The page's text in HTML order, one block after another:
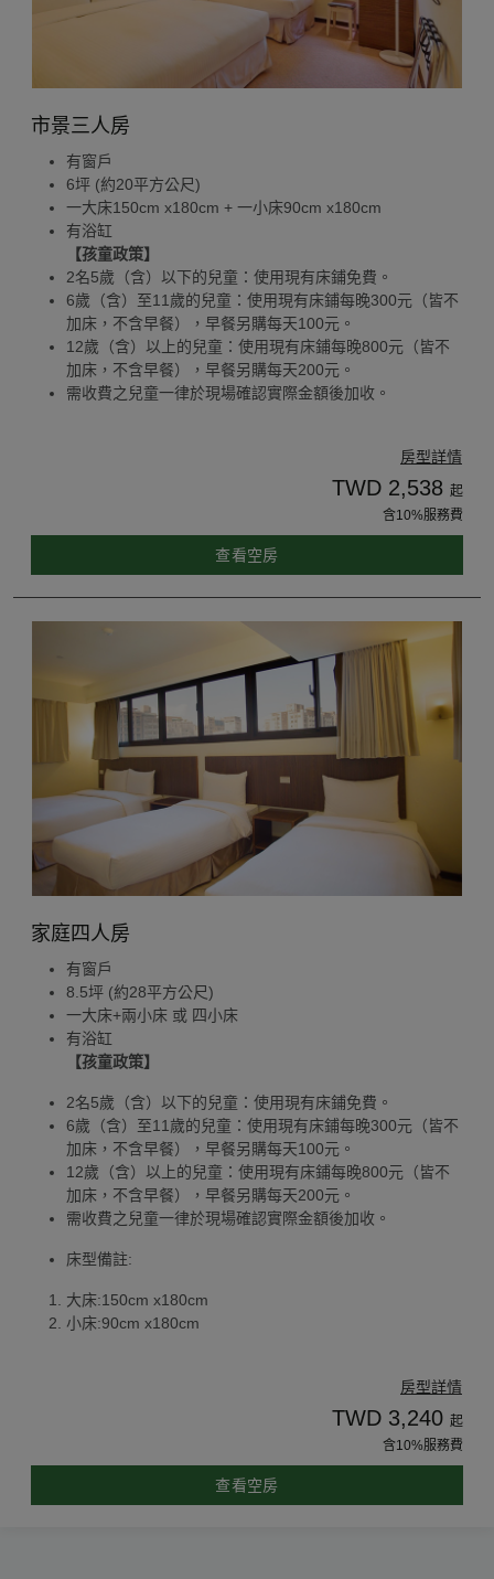
市景三人房
有窗戶
6坪 (約20平方公尺)
一大床150cm x180cm + 一小床90cm x180cm
有浴缸
【孩童政策】
2名5歲（含）以下的兒童：使用現有床鋪免費。
6歲（含）至11歲的兒童：使用現有床鋪每晚300元（皆不
加床，不含早餐），早餐另購每天100元。
12歲（含）以上的兒童：使用現有床鋪每晚800元（皆不
加床，不含早餐），早餐另購每天200元。
需收費之兒童一律於現場確認實際金額後加收。
房型詳情
TWD 2,538 起
含10%服務費
查看空房
家庭四人房
有窗戶
8.5坪 (約28平方公尺)
一大床+兩小床 或 四小床
有浴缸
【孩童政策】
2名5歲（含）以下的兒童：使用現有床鋪免費。
6歲（含）至11歲的兒童：使用現有床鋪每晚300元（皆不
加床，不含早餐），早餐另購每天100元。
12歲（含）以上的兒童：使用現有床鋪每晚800元（皆不
加床，不含早餐），早餐另購每天200元。
需收費之兒童一律於現場確認實際金額後加收。
床型備註:
大床:150cm x180cm
小床:90cm x180cm
房型詳情
TWD 3,240 起
含10%服務費
查看空房